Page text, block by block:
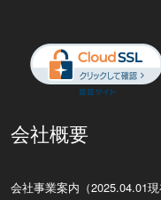
会社概要
会社事業案内（2025.04.01現